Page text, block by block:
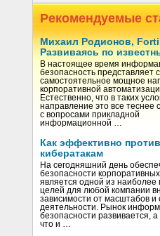
Рекомендуемые
Михаил Родионов,
Развиваясь по
В настоящее время
безопасность представляет
самостоятельное мощное
корпоративной
Естественно, что в таких
направление это все теснее
с вопросами прикладной
информационной …
Как эффективно
кибератакам
На сегодняшний день
безопасности
является одной из наиболее
целей для любой компании
зависимости от масштабов
деятельности. Рынок
безопасности развивается, а
что и …